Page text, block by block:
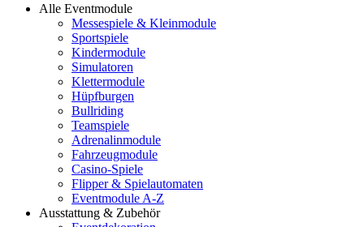
Alle Eventmodule
Messespiele & Kleinmodule
Sportspiele
Kindermodule
Simulatoren
Klettermodule
Hüpfburgen
Bullriding
Teamspiele
Adrenalinmodule
Fahrzeugmodule
Casino-Spiele
Flipper & Spielautomaten
Eventmodule A-Z
Ausstattung & Zubehör